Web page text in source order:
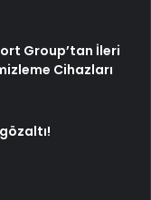
Group’tan İleri
Cihazları